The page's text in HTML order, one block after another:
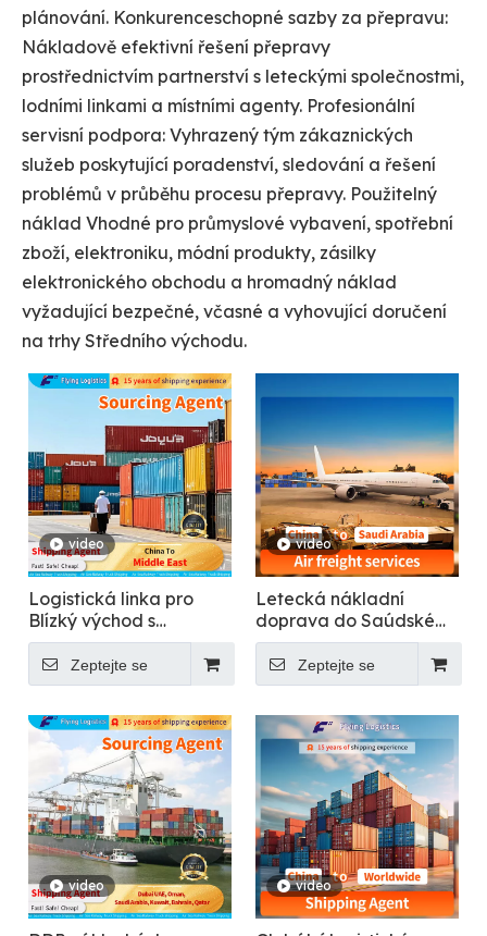
plánování. Konkurenceschopné sazby za přepravu:
Nákladově efektivní řešení přepravy
prostřednictvím partnerství s leteckými společnostmi,
lodními linkami a místními agenty. Profesionální
servisní podpora: Vyhrazený tým zákaznických
služeb poskytující poradenství, sledování a řešení
problémů v průběhu procesu přepravy. Použitelný
náklad Vhodné pro průmyslové vybavení, spotřební
zboží, elektroniku, módní produkty, zásilky
elektronického obchodu a hromadný náklad
vyžadující bezpečné, včasné a vyhovující doručení
na trhy Středního východu.
video
Logistická linka pro
Blízký východ s
odbavením včetně
daněZeptejte se
video
Letecká nákladní
doprava do Saúdské
Arábie
Zeptejte se
video video